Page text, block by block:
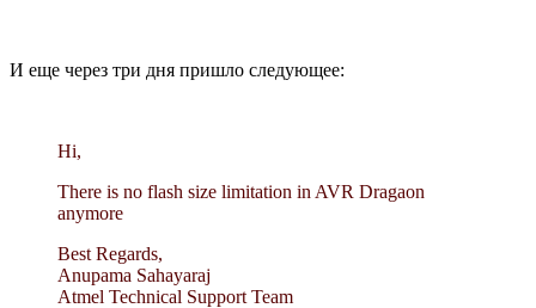
И еще через три дня пришло следующее:
Hi,
There is no flash size limitation in AVR Dragaon
anymore
Best Regards,
Anupama Sahayaraj
Atmel Technical Support Team